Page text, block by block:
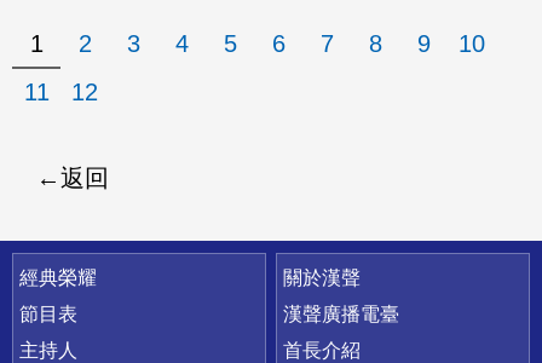
1 2 3 4 5 6 7 8 9
10
11
12
返回
快速連結
經典榮耀
節目表
主持人
關於漢聲
漢聲廣播電臺
首長介紹